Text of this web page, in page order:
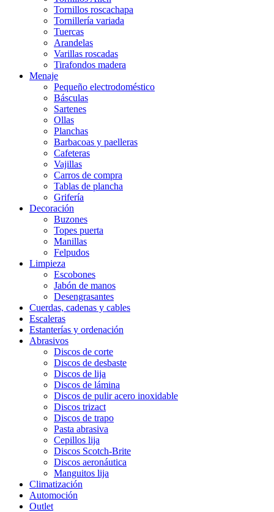
Tornillos roscachapa
Tornillería variada
Tuercas
Arandelas
Varillas roscadas
Tirafondos madera
Menaje
Pequeño electrodoméstico
Básculas
Sartenes
Ollas
Planchas
Barbacoas y paelleras
Cafeteras
Vajillas
Carros de compra
Tablas de plancha
Grifería
Decoración
Buzones
Topes puerta
Manillas
Felpudos
Limpieza
Escobones
Jabón de manos
Desengrasantes
Cuerdas, cadenas y cables
Escaleras
Estanterías y ordenación
Abrasivos
Discos de corte
Discos de desbaste
Discos de lija
Discos de lámina
Discos de pulir acero inoxidable
Discos trizact
Discos de trapo
Pasta abrasiva
Cepillos lija
Discos Scotch-Brite
Discos aeronáutica
Manguitos lija
Climatización
Automoción
Outlet